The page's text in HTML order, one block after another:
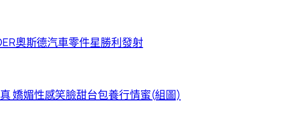
奧斯德汽車零件星勝利發射
嬌媚性感笑臉甜台包養行情蜜(組圖)